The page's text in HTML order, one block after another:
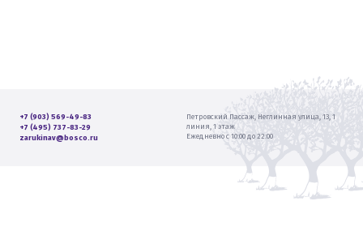
+7 (903) 569-49-83
+7 (495) 737-83-29
zarukinav@bosco.ru
Петровский Пассаж, Неглинная улица, 13, 1
линия, 1 этаж
Ежедневно с 10:00 до 22:00